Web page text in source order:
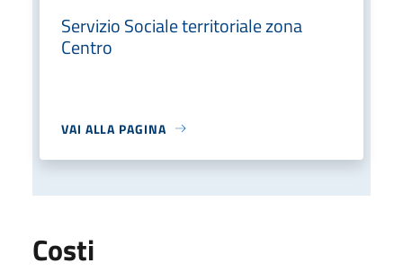
Servizio Sociale territoriale zona
Centro
VAI ALLA PAGINA
Costi